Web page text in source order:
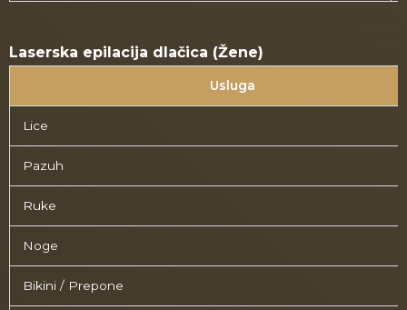
Laserska epilacija dlačica (Žene)
Usluga
Lice
Pazuh
Ruke
Noge
Bikini / Prepone